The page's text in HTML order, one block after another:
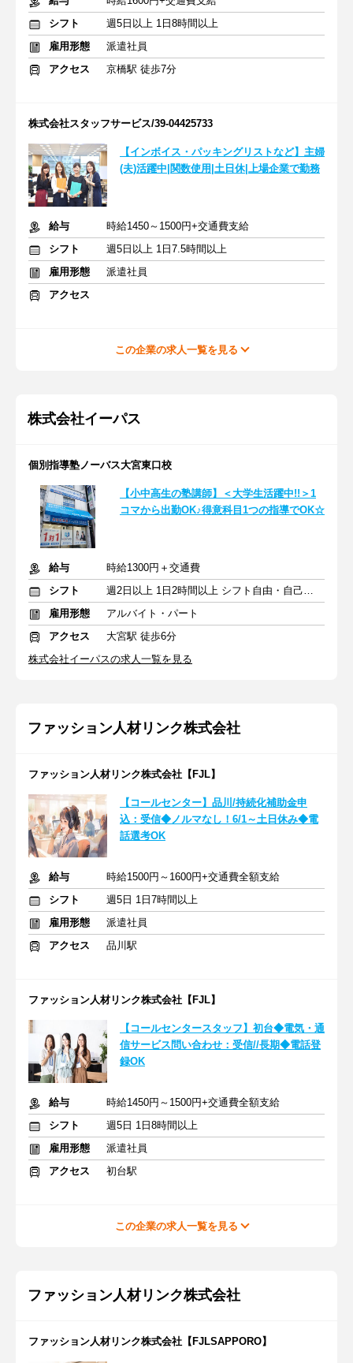
シフト
週5日以上 1日8時間以上
雇用形態
派遣社員
アクセス
京橋駅 徒歩7分
株式会社スタッフサービス/39-04425733
【インボイス・パッキングリストなど】主婦
(夫)活躍中|関数使用|土日休|上場企業で勤務
給与
時給1450～1500円+交通費支給
シフト
週5日以上 1日7.5時間以上
雇用形態
派遣社員
アクセス
この企業の求人一覧を見る
株式会社イーパス
個別指導塾ノーバス大宮東口校
【小中高生の塾講師】＜大学生活躍中!!＞1
コマから出勤OK♪得意科目1つの指導でOK☆
給与
時給1300円＋交通費
シフト
週2日以上 1日2時間以上 シフト自由・自己申告
雇用形態
アルバイト・パート
アクセス
大宮駅 徒歩6分
株式会社イーパスの求人一覧を見る
ファッション人材リンク株式会社
ファッション人材リンク株式会社【FJL】
【コールセンター】品川/持続化補助⾦申
込：受信◆ノルマなし！6/1～土日休み◆電
話選考OK
給与
時給1500円～1600円+交通費全額支給
シフト
週5日 1日7時間以上
雇用形態
派遣社員
アクセス
品川駅
ファッション人材リンク株式会社【FJL】
【コールセンタースタッフ】初台◆電気・通
信サービス問い合わせ：受信//長期◆電話登
録OK
給与
時給1450円～1500円+交通費全額支給
シフト
週5日 1日8時間以上
雇用形態
派遣社員
アクセス
初台駅
この企業の求人一覧を見る
ファッション人材リンク株式会社
ファッション人材リンク株式会社【FJLSAPPORO】